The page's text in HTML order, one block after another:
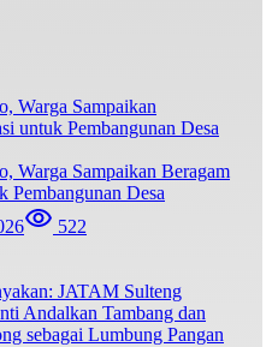
Warga Sampaikan Beragam
Pembangunan Desa
522
JATAM Sulteng
Andalkan Tambang dan
sebagai Lumbung Pangan